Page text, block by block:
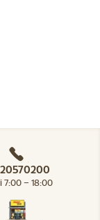
7:00 – 18:00